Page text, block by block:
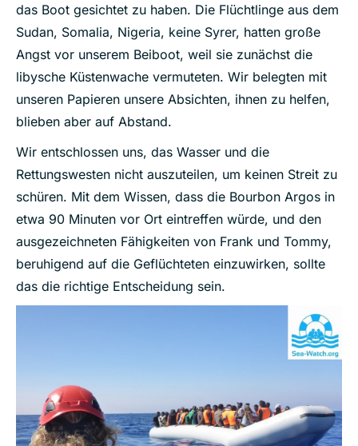
das Boot gesichtet zu haben. Die Flüchtlinge aus dem
Sudan, Somalia, Nigeria, keine Syrer, hatten große
Angst vor unserem Beiboot, weil sie zunächst die
libysche Küstenwache vermuteten. Wir belegten mit
unseren Papieren unsere Absichten, ihnen zu helfen,
blieben aber auf Abstand.
Wir entschlossen uns, das Wasser und die
Rettungswesten nicht auszuteilen, um keinen Streit zu
schüren. Mit dem Wissen, dass die Bourbon Argos in
etwa 90 Minuten vor Ort eintreffen würde, und den
ausgezeichneten Fähigkeiten von Frank und Tommy,
beruhigend auf die Geflüchteten einzuwirken, sollte
das die richtige Entscheidung sein.